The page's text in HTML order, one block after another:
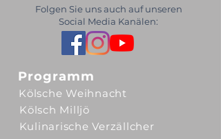
Folgen Sie uns auch auf unseren
Social Media Kanälen:
Programm
Kölsche Weihnacht
Kölsch Milljö
Kulinarische Verzällcher